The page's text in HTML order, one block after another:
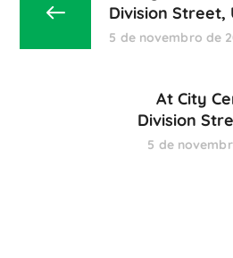
Division Street,
5 de novembro de
At City
Division
5 de